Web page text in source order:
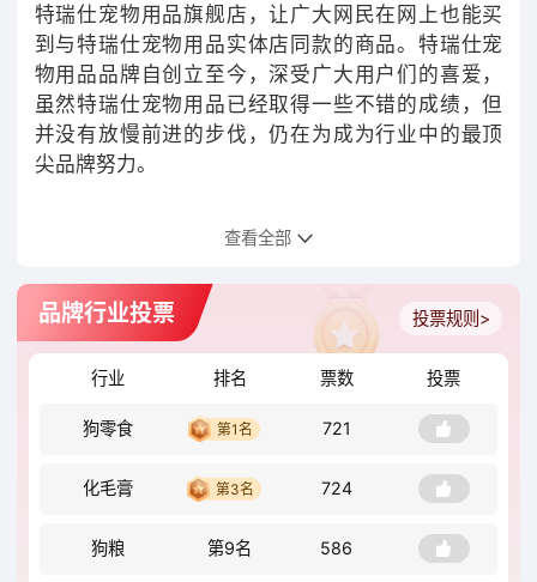
特瑞仕宠物用品旗舰店，让广大网民在网上也能买
到与特瑞仕宠物用品实体店同款的商品。特瑞仕宠
物用品品牌自创立至今，深受广大用户们的喜爱，
虽然特瑞仕宠物用品已经取得一些不错的成绩，但
并没有放慢前进的步伐，仍在为成为行业中的最顶
尖品牌努力。
查看全部
品牌行业投票 投票规则>
行业 排名 票数 投票
狗零食 第1名 721
化毛膏 第3名 724
狗粮 第9名 586